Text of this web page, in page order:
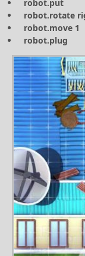
robot.put
robot.rotate
robot.move 1
robot.plug